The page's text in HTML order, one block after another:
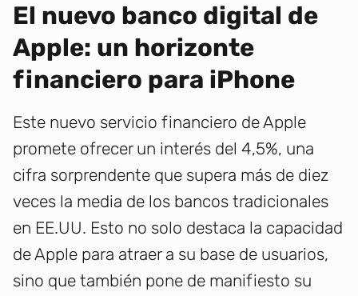
El nuevo banco digital de
Apple: un horizonte
financiero para iPhone
Este nuevo servicio financiero de Apple
promete ofrecer un interés del 4,5%, una
cifra sorprendente que supera más de diez
veces la media de los bancos tradicionales
en EE.UU. Esto no solo destaca la capacidad
de Apple para atraer a su base de usuarios,
sino que también pone de manifiesto su